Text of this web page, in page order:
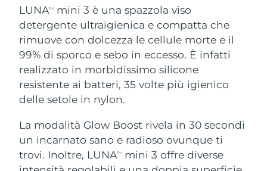
LUNATM
mini 3 è una spazzola viso
detergente ultraigienica e compatta che
rimuove con dolcezza le cellule morte e il
99% di sporco e sebo in eccesso. È infatti
realizzato in morbidissimo silicone
resistente ai batteri, 35 volte più igienico
delle setole in nylon.
La modalità Glow Boost rivela in 30 secondi
un incarnato sano e radioso ovunque ti
trovi. Inoltre, LUNATM
mini 3 offre diverse
Anti-aging massage
LUNA™ 4 Plus
Massage, LED heating
For men, anti-aging massage
Microcurrent toning
BEAR™ 2 go
Microcurrent toning on-the-go
Microcurrent line smoothing device
Idratazione
UFO™ 3 pacchetto
Deep facial hydration
UFO™ 3 LED
Near-infrared and red light therapy
device
Igiene orale
issa™ 4
Hybrid silicone sonic toothbrush
issa™ 4 plus
Smart hybrid silicone sonic toothbrush
TRATTAMENTI ANTI-AGE FAQ™
Anti-age Trattamenti LED
Bermuda Consegna stimata
Bosnia ed
Erzegovina
Consegna stimata12/08/2026
Brunei Consegna stimata
Bulgaria
Canada Consegna stimata 13/08/2026
Cile Consegna stimata13/08/2026